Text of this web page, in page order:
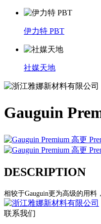
伊力特 PBT
社媒天地
Gauguin
DESCRIPTION
相较于Gauguin更为高级的用
联系我们